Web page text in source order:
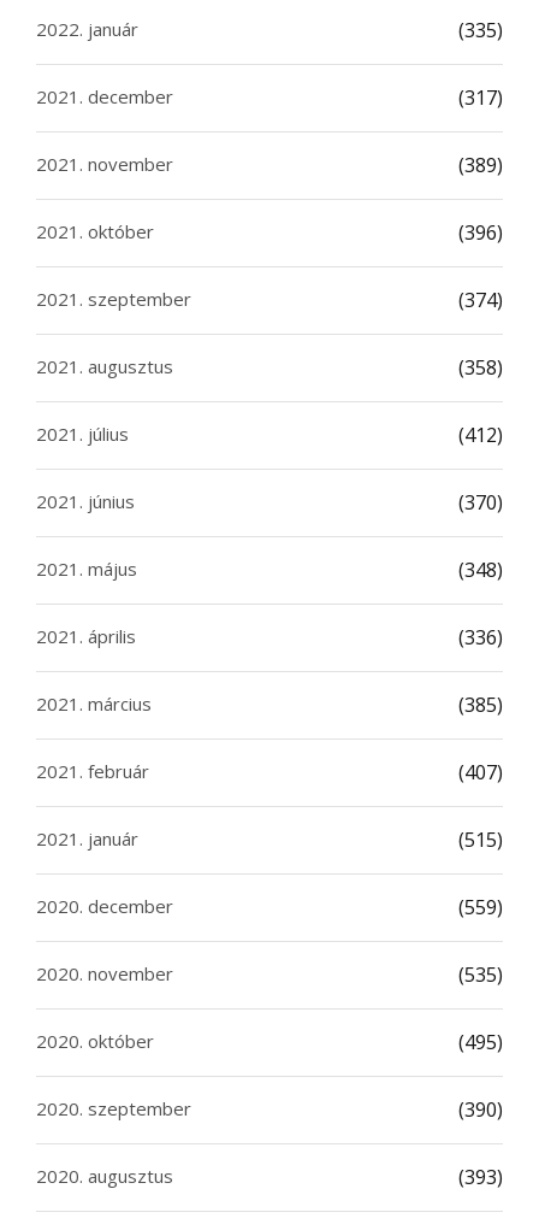
2022. január (335)
2021. december (317)
2021. november (389)
2021. október (396)
2021. szeptember (374)
2021. augusztus (358)
2021. július (412)
2021. június (370)
2021. május (348)
2021. április (336)
2021. március (385)
2021. február (407)
2021. január (515)
2020. december (559)
2020. november (535)
2020. október (495)
2020. szeptember (390)
2020. augusztus (393)